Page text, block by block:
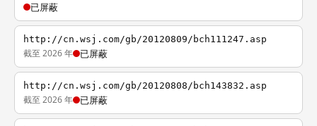
已屏蔽
http://cn.wsj.com/gb/20120809/bch111247.asp
截至 2026 年 已屏蔽
http://cn.wsj.com/gb/20120808/bch143832.asp
截至 2026 年 已屏蔽